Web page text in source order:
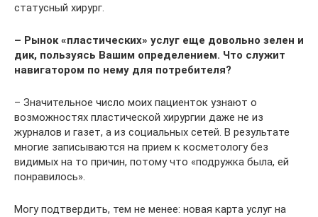
статусный хирург.
– Рынок «пластических» услуг еще довольно зелен и
дик, пользуясь Вашим определением. Что служит
навигатором по нему для потребителя?
– Значительное число моих пациенток узнают о
возможностях пластической хирургии даже не из
журналов и газет, а из социальных сетей. В результате
многие записываются на прием к косметологу без
видимых на то причин, потому что «подружка была, ей
понравилось».
Могу подтвердить, тем не менее: новая карта услуг на